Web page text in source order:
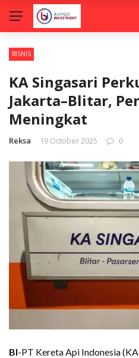
BISNIS
KA Singasari
Jakarta–Blitar,
Meningkat
Reksa 19 October 2025 0
BI-PT Kereta Api Indonesia